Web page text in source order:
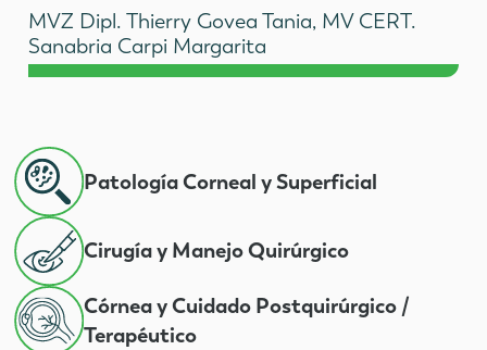
MVZ Dipl. Thierry Govea Tania, MV CERT.
Sanabria Carpi Margarita
Patología Corneal y Superficial
Cirugía y Manejo Quirúrgico
Córnea y Cuidado Postquirúrgico /
Terapéutico